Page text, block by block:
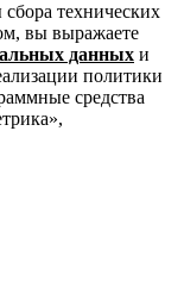
технических
вы выражаете
данных и
политики
средства